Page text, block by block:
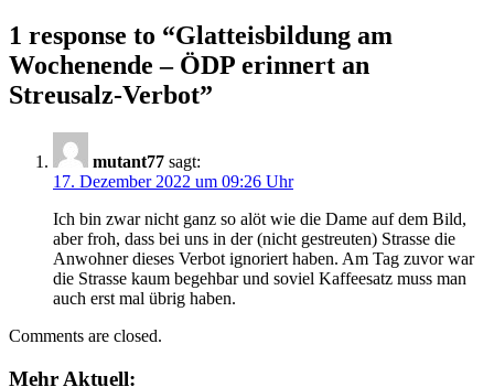
1 response to “Glatteisbildung am
Wochenende – ÖDP erinnert an
Streusalz-Verbot”
mutant77 sagt:
17. Dezember 2022 um 09:26 Uhr
Ich bin zwar nicht ganz so alöt wie die Dame auf dem Bild,
aber froh, dass bei uns in der (nicht gestreuten) Strasse die
Anwohner dieses Verbot ignoriert haben. Am Tag zuvor war
die Strasse kaum begehbar und soviel Kaffeesatz muss man
auch erst mal übrig haben.
Comments are closed.
Mehr Aktuell: